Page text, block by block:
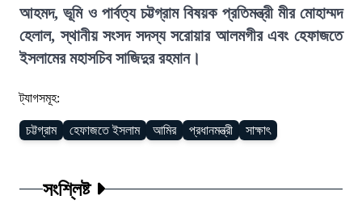
আহমদ, ভূমি ও পার্বত্য চট্টগ্রাম বিষয়ক প্রতিমন্ত্রী মীর মোহাম্মদ
হেলাল, স্থানীয় সংসদ সদস্য সরোয়ার আলমগীর এবং হেফাজতে
ইসলামের মহাসচিব সাজিদুর রহমান।
ট্যাগসমূহ:
চট্টগ্রাম হেফাজতে ইসলাম আমির প্রধানমন্ত্রী সাক্ষাৎ
সংশ্লিষ্ট